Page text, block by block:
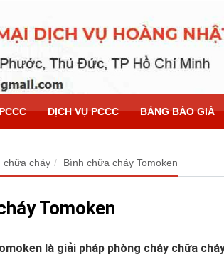
DỊCH VỤ PCCC BẢNG BÁO GIÁ
chữa cháy Bình chữa cháy Tomoken
Tomoken
là giải pháp phòng cháy chữa